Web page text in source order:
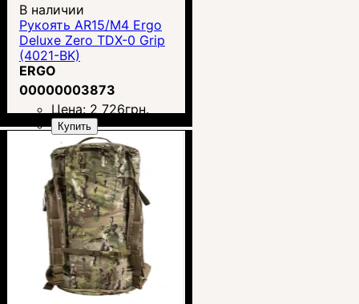
В наличии
Рукоять AR15/M4 Ergo
Deluxe Zero TDX-0 Grip
(4021-BK)
ERGO
00000003873
Цена: 2 726грн.
Купить